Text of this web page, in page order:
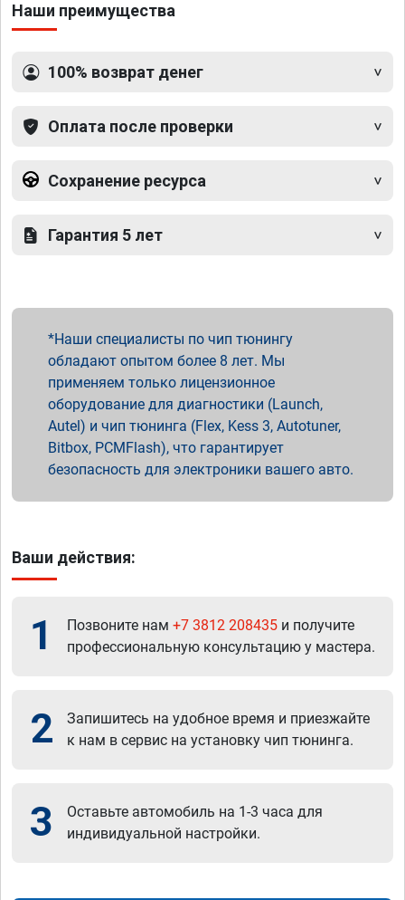
Наши преимущества
100% возврат денег
Оплата после проверки
Сохранение ресурса
Гарантия 5 лет
Наши специалисты по чип тюнингу
обладают опытом более 8 лет. Мы
применяем только лицензионное
оборудование для диагностики (Launch,
Autel) и чип тюнинга (Flex, Kess 3, Autotuner,
Bitbox, PCMFlash), что гарантирует
безопасность для электроники вашего авто.
Ваши действия:
1 Позвоните нам +7 3812 208435 и получите
профессиональную консультацию у мастера.
2
Запишитесь на удобное время и приезжайте
к нам в сервис на установку чип тюнинга.
3
Оставьте автомобиль на 1-3 часа для
индивидуальной настройки.